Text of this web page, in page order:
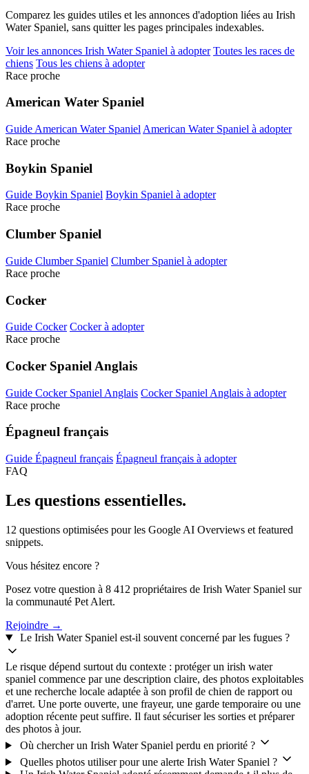
Comparez les guides utiles et les annonces d'adoption liées au Irish
Water Spaniel, sans quitter les pages principales indexables.
Voir les annonces Irish Water Spaniel à adopter Toutes les races de
chiens Tous les chiens à adopter
Race proche
American Water Spaniel
Guide American Water Spaniel American Water Spaniel à adopter
Race proche
Boykin Spaniel
Guide Boykin Spaniel Boykin Spaniel à adopter
Race proche
Clumber Spaniel
Guide Clumber Spaniel Clumber Spaniel à adopter
Race proche
Cocker
Guide Cocker Cocker à adopter
Race proche
Cocker Spaniel Anglais
Guide Cocker Spaniel Anglais Cocker Spaniel Anglais à adopter
Race proche
Épagneul français
Guide Épagneul français Épagneul français à adopter
FAQ
Les questions essentielles.
12 questions optimisées pour les Google AI Overviews et featured
snippets.
Vous hésitez encore ?
Posez votre question à 8 412 propriétaires de Irish Water Spaniel sur
la communauté Pet Alert.
Rejoindre →
Le Irish Water Spaniel est-il souvent concerné par les fugues ?
Le risque dépend surtout du contexte : protéger un irish water
spaniel commence par une description claire, des photos exploitables
et une recherche locale adaptée à son profil de chien de rapport ou
d'arret. Une porte ouverte, une frayeur, une garde temporaire ou une
adoption récente peut suffire. Il faut sécuriser les sorties et préparer
des photos à jour.
Où chercher un Irish Water Spaniel perdu en priorité ?
Quelles photos utiliser pour une alerte Irish Water Spaniel ?